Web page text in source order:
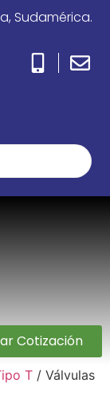
Sudamérica.
Cotización
T / Válvulas